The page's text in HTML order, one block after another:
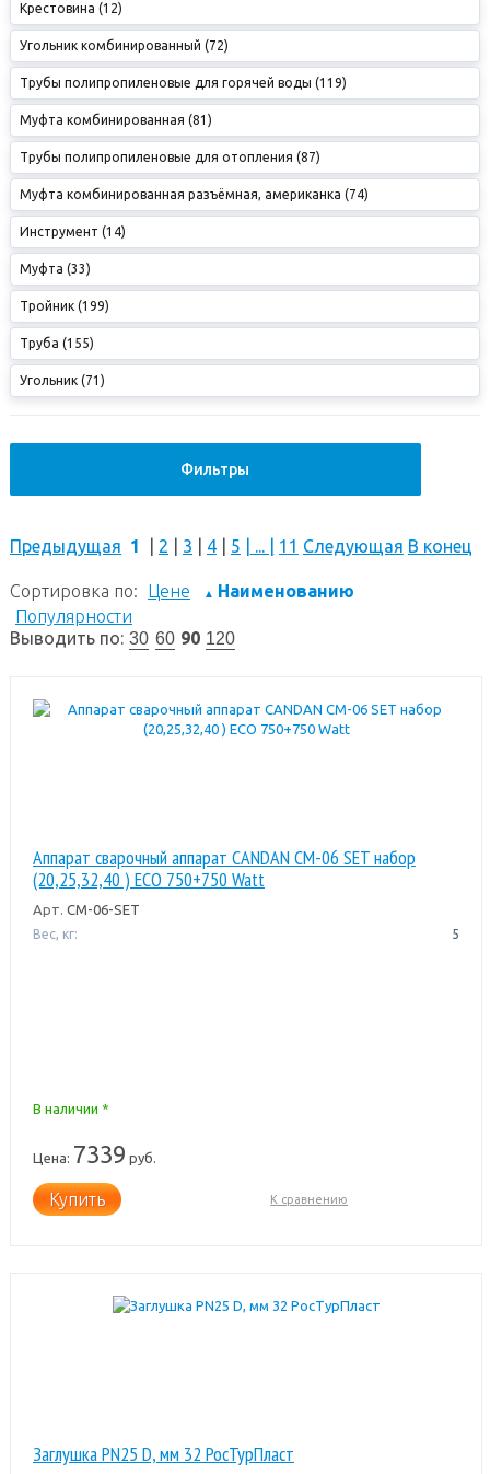
Крестовина (12)
Угольник комбинированный (72)
Трубы полипропиленовые для горячей воды (119)
Муфта комбинированная (81)
Трубы полипропиленовые для отопления (87)
Муфта комбинированная разъёмная, американка (74)
Инструмент (14)
Муфта (33)
Тройник (199)
Труба (155)
Угольник (71)
Фильтры
Предыдущая 1 2 3 4 5 ... 11 Следующая В конец
Сортировка по: Цене ▲ Наименованию
Популярности
Выводить по: 30 60 90 120
Аппарат сварочный аппарат CANDAN CM-06 SET набор
(20,25,32,40 ) ECO 750+750 Watt
Арт. CM-06-SET
Вес, кг: 5
В наличии *
Цена: 7339 руб.
Купить К сравнению
Заглушка PN25 D, мм 32 РосТурПласт